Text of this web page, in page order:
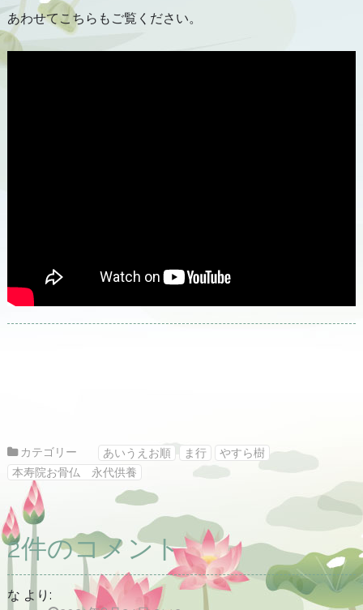
あわせてこちらもご覧ください。
カテゴリー あいうえお順 ま行
やすら樹
本寿院お骨仏 永代供養
2件のコメント
な より: